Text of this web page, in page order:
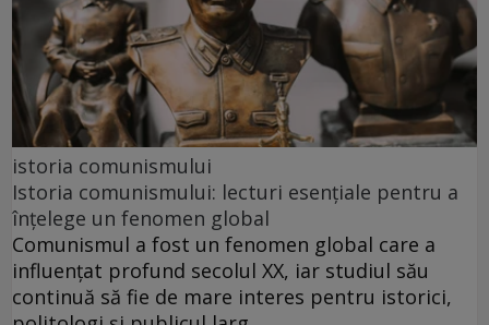
istoria comunismului
Istoria comunismului: lecturi esențiale pentru a
înțelege un fenomen global
Comunismul a fost un fenomen global care a
influențat profund secolul XX, iar studiul său
continuă să fie de mare interes pentru istorici,